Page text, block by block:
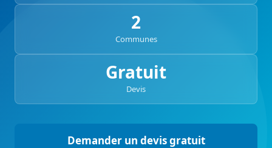
2
Communes
Gratuit
Devis
Demander un devis gratuit